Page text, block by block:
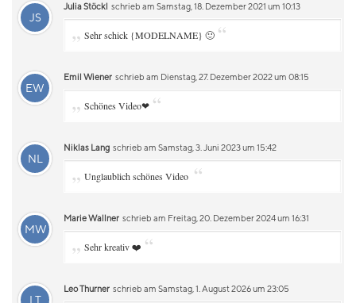
JS
Julia Stöckl schrieb am Samstag, 18. Dezember 2021 um 10:13
„ Sehr schick {MODELNAME} 🙂 “
EW
Emil Wiener schrieb am Dienstag, 27. Dezember 2022 um 08:15
„ Schönes Video❤ “
NL
Niklas Lang schrieb am Samstag, 3. Juni 2023 um 15:42
„ Unglaublich schönes Video “
MW
Marie Wallner schrieb am Freitag, 20. Dezember 2024 um 16:31
„ Sehr kreativ ❤️ “
LT
Leo Thurner schrieb am Samstag, 1. August 2026 um 23:05